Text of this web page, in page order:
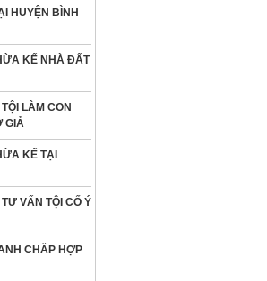
HUYỆN BÌNH
KẾ NHÀ ĐẤT
LÀM CON
GIẢ
KẾ TẠI
VẤN TỘI CỐ Ý
CHẤP HỢP